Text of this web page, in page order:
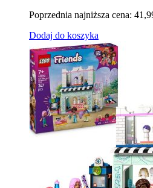
Poprzednia najniższa cena:
Dodaj do koszyka